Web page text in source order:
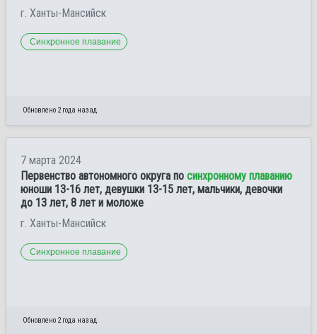
г. Ханты-Мансийск
Синхронное плавание
Обновлено 2 года назад
7 марта 2024
Первенство автономного округа по синхронному плаванию
юноши 13-16 лет, девушки 13-15 лет, мальчики, девочки
до 13 лет, 8 лет и моложе
г. Ханты-Мансийск
Синхронное плавание
Обновлено 2 года назад